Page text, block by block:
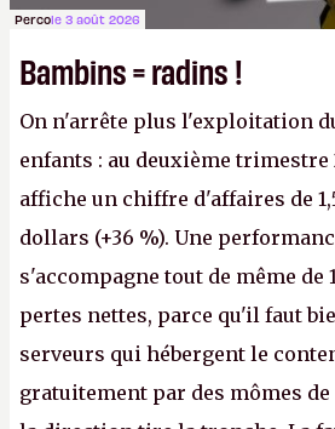
Percole 3 août 2026
Bambins = radins !
On n'arrête plus l'exploitation
enfants : au deuxième trimestre
affiche un chiffre d'affaires de
dollars (+36 %). Une
s'accompagne tout de même de
pertes nettes, parce qu'il faut
serveurs qui hébergent le
gratuitement par des mômes